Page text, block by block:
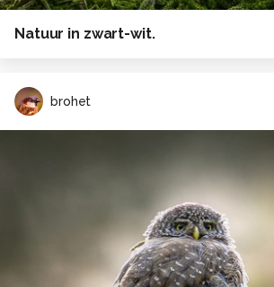
Natuur in zwart-wit.
brohet